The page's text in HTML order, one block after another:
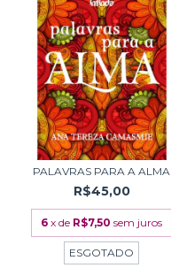
PALAVRAS PARA A ALMA
R$45,00
6 x de R$7,50 sem juros
ESGOTADO